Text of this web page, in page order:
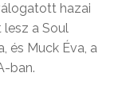
hazai
lesz a Soul
és Muck Éva, a
ban.